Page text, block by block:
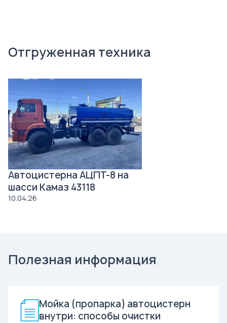
Отгруженная техника
Автоцистерна АЦПТ-8 на
шасси Камаз 43118
10.04.26
Полезная информация
Мойка (пропарка) автоцистерн
внутри: способы очистки